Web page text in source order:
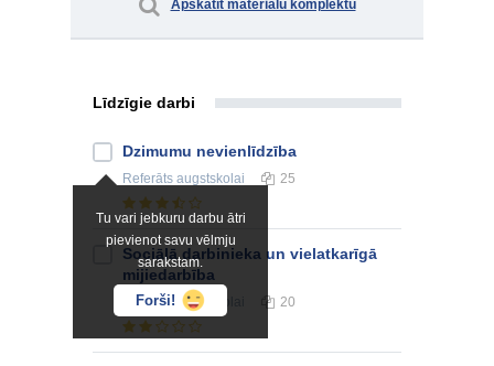
Apskatīt materiālu komplektu
Līdzīgie darbi
Tu vari jebkuru darbu ātri
pievienot savu vēlmju
sarakstam.
Forši!
Dzimumu nevienlīdzība
Referāts augstskolai 25
Sociālā darbinieka un vielatkarīgā
mijiedarbība
Referātsaugstskolai 20